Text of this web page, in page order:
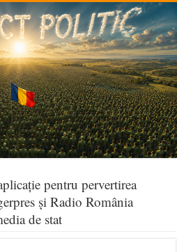
pentru pervertirea
și Radio România
de stat